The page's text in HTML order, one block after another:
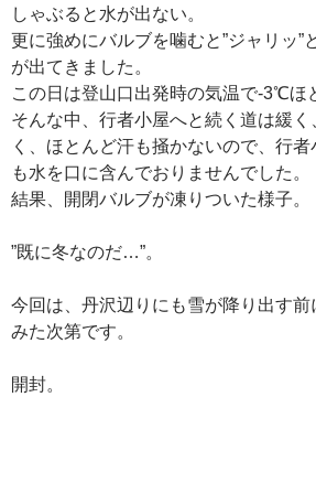
しゃぶると水が出ない。
更に強めにバルブを噛むと”ジャリッ”
が出てきました。
この日は登山口出発時の気温で-3℃ほ
そんな中、行者小屋へと続く道は緩
く、ほとんど汗も掻かないので、行
も水を口に含んでおりませんでした。
結果、開閉バルブが凍りついた様子。
”既に冬なのだ…”。
今回は、丹沢辺りにも雪が降り出す前
みた次第です。
開封。